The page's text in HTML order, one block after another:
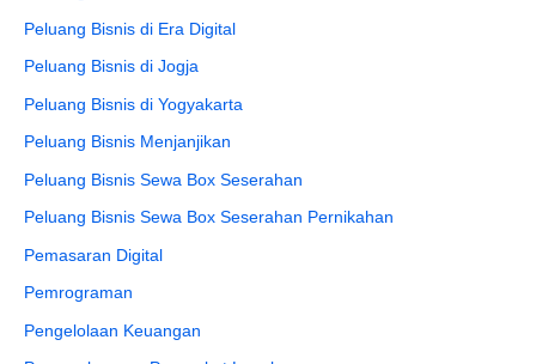
Peluang Bisnis di Era Digital
Peluang Bisnis di Jogja
Peluang Bisnis di Yogyakarta
Peluang Bisnis Menjanjikan
Peluang Bisnis Sewa Box Seserahan
Peluang Bisnis Sewa Box Seserahan Pernikahan
Pemasaran Digital
Pemrograman
Pengelolaan Keuangan